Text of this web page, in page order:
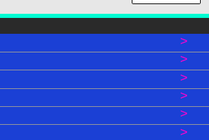
>
>
>
>
>
>